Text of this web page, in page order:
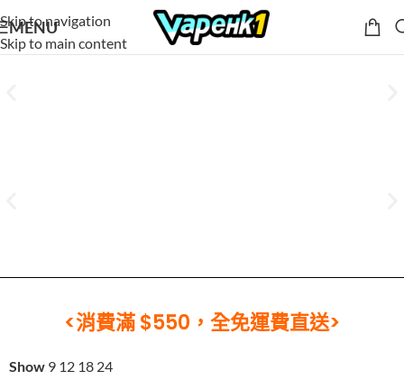
Skip to navigation
Skip to main content
MENU
<消費滿 $550，全免運費直送>
Show91218